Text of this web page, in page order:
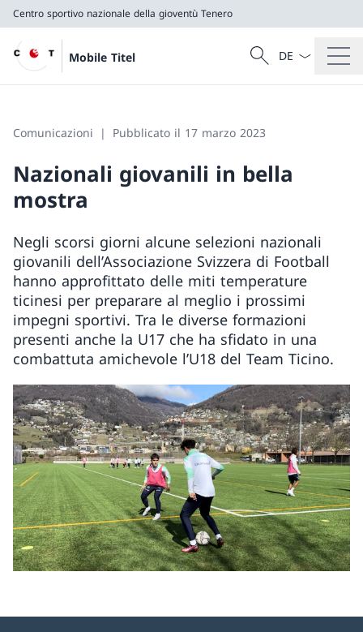
Centro sportivo nazionale della gioventù Tenero
Mobile Titel
Cercare
Ricerca
Dal menu a
Comunicazioni Pubblicato il 17 marzo 2023
Nazionali giovanili in bella
mostra
Negli scorsi giorni alcune selezioni nazionali
giovanili dell’Associazione Svizzera di Football
hanno approfittato delle miti temperature
ticinesi per preparare al meglio i prossimi
impegni sportivi. Tra le diverse formazioni
presenti anche la U17 che ha sfidato in una
combattuta amichevole l’U18 del Team Ticino.